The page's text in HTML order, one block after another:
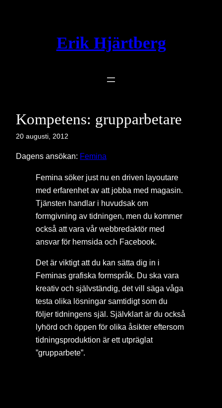
Erik Hjärtberg
Kompetens: grupparbetare
20 augusti, 2012
Dagens ansökan: Femina
Femina söker just nu en driven layoutare
med erfarenhet av att jobba med magasin.
Tjänsten handlar i huvudsak om
formgivning av tidningen, men du kommer
också att vara vår webbredaktör med
ansvar för hemsida och Facebook.
Det är viktigt att du kan sätta dig in i
Feminas grafiska formspråk. Du ska vara
kreativ och självständig, det vill säga våga
testa olika lösningar samtidigt som du
följer tidningens själ. Självklart är du också
lyhörd och öppen för olika åsikter eftersom
tidningsproduktion är ett utpräglat
”grupparbete”.